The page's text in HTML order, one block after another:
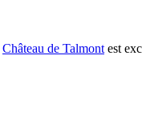
Château de Talmont est